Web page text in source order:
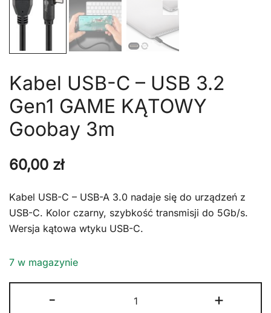
Kabel USB-C – USB 3.2
Gen1 GAME KĄTOWY
Goobay 3m
60,00 zł
Kabel USB-C – USB-A 3.0 nadaje się do urządzeń z
USB-C. Kolor czarny, szybkość transmisji do 5Gb/s.
Wersja kątowa wtyku USB-C.
7 w magazynie
-
Kabel
+